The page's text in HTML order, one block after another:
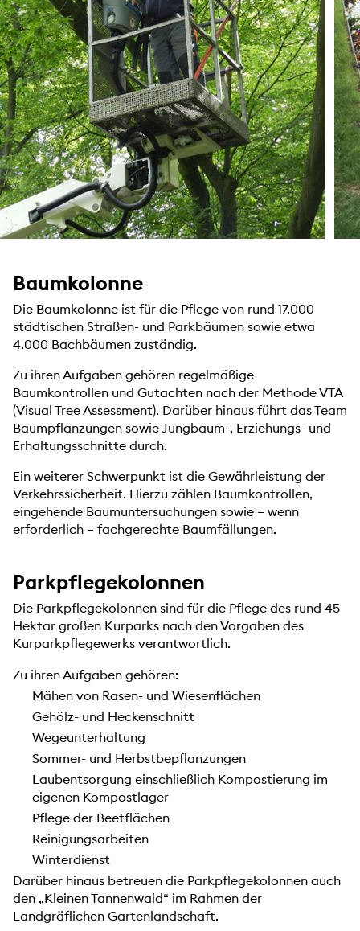
Baumkolonne
Die Baumkolonne ist für die Pflege von rund 17.000
städtischen Straßen- und Parkbäumen sowie etwa
4.000 Bachbäumen zuständig.
Zu ihren Aufgaben gehören regelmäßige
Baumkontrollen und Gutachten nach der Methode VTA
(Visual Tree Assessment). Darüber hinaus führt das Team
Baumpflanzungen sowie Jungbaum-, Erziehungs- und
Erhaltungsschnitte durch.
Ein weiterer Schwerpunkt ist die Gewährleistung der
Verkehrssicherheit. Hierzu zählen Baumkontrollen,
eingehende Baumuntersuchungen sowie – wenn
erforderlich – fachgerechte Baumfällungen.
Parkpflegekolonnen
Die Parkpflegekolonnen sind für die Pflege des rund 45
Hektar großen Kurparks nach den Vorgaben des
Kurparkpflegewerks verantwortlich.
Zu ihren Aufgaben gehören:
Mähen von Rasen- und Wiesenflächen
Gehölz- und Heckenschnitt
Wegeunterhaltung
Sommer- und Herbstbepflanzungen
Laubentsorgung einschließlich Kompostierung im
eigenen Kompostlager
Pflege der Beetflächen
Reinigungsarbeiten
Winterdienst
Darüber hinaus betreuen die Parkpflegekolonnen auch
den „Kleinen Tannenwald“ im Rahmen der
Landgräflichen Gartenlandschaft.